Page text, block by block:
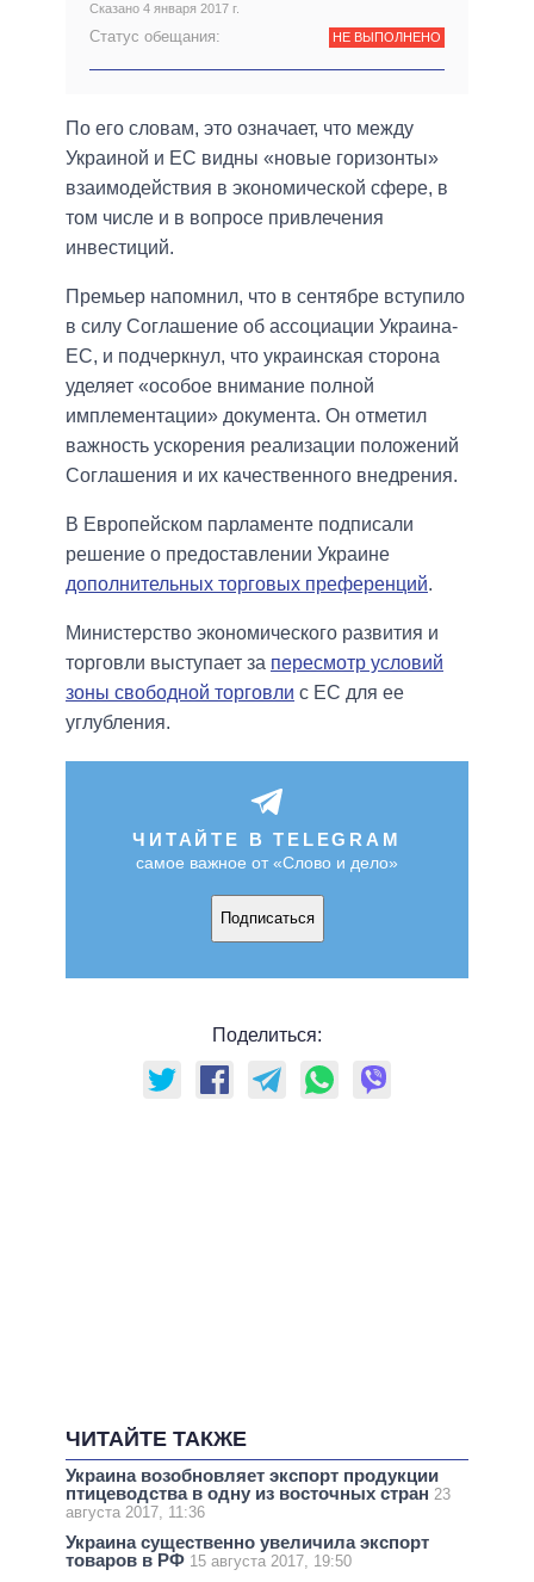
Сказано 4 января 2017 г.
Статус обещания: НЕ ВЫПОЛНЕНО
По его словам, это означает, что между
Украиной и ЕС видны «новые горизонты»
взаимодействия в экономической сфере, в
том числе и в вопросе привлечения
инвестиций.
Премьер напомнил, что в сентябре вступило
в силу Соглашение об ассоциации Украина-
ЕС, и подчеркнул, что украинская сторона
уделяет «особое внимание полной
имплементации» документа. Он отметил
важность ускорения реализации положений
Соглашения и их качественного внедрения.
В Европейском парламенте подписали
решение о предоставлении Украине
дополнительных торговых преференций.
Министерство экономического развития и
торговли выступает за пересмотр условий
зоны свободной торговли с ЕС для ее
углубления.
ЧИТАЙТЕ В TELEGRAM
самое важное от «Слово и дело»
Подписаться
Поделиться:
ЧИТАЙТЕ ТАКЖЕ
Украина возобновляет экспорт продукции
птицеводства в одну из восточных стран 23
августа 2017, 11:36
Украина существенно увеличила экспорт
товаров в РФ 15 августа 2017, 19:50